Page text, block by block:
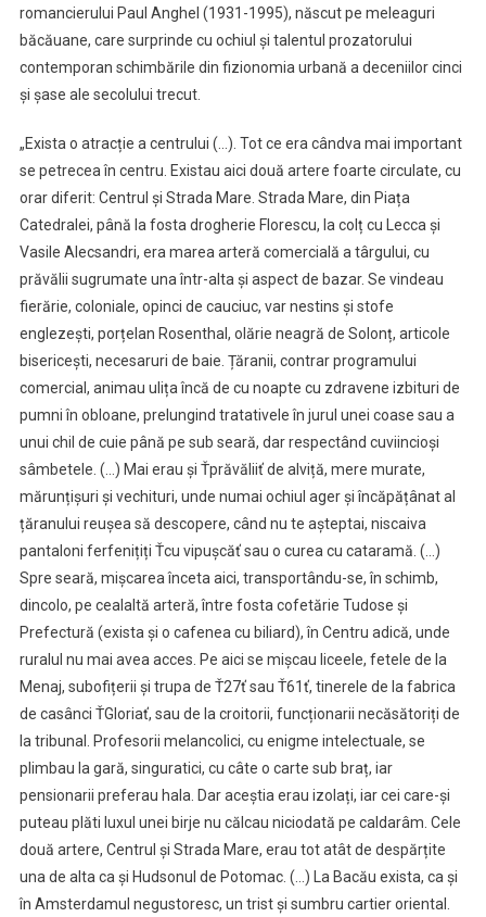
romancierului Paul Anghel (1931-1995), născut pe meleaguri
băcăuane, care surprinde cu ochiul și talentul prozatorului
contemporan schimbările din fizionomia urbană a deceniilor cinci
și șase ale secolului trecut.
„Exista o atracție a centrului (…). Tot ce era cândva mai important
se petrecea în centru. Existau aici două artere foarte circulate, cu
orar diferit: Centrul și Strada Mare. Strada Mare, din Piața
Catedralei, până la fosta drogherie Florescu, la colț cu Lecca și
Vasile Alecsandri, era marea arteră comercială a târgului, cu
prăvălii sugrumate una într-alta și aspect de bazar. Se vindeau
fierărie, coloniale, opinci de cauciuc, var nestins și stofe
englezești, porțelan Rosenthal, olărie neagră de Solonț, articole
bisericești, necesaruri de baie. Țăranii, contrar programului
comercial, animau ulița încă de cu noapte cu zdravene izbituri de
pumni în obloane, prelungind tratativele în jurul unei coase sau a
unui chil de cuie până pe sub seară, dar respectând cuviincioși
sâmbetele. (…) Mai erau și Ťprăvăliiť de alviță, mere murate,
mărunțișuri și vechituri, unde numai ochiul ager și încăpățânat al
țăranului reușea să descopere, când nu te așteptai, niscaiva
pantaloni ferfenițiți Ťcu vipușcăť sau o curea cu cataramă. (…)
Spre seară, mișcarea înceta aici, transportându-se, în schimb,
dincolo, pe cealaltă arteră, între fosta cofetărie Tudose și
Prefectură (exista și o cafenea cu biliard), în Centru adică, unde
ruralul nu mai avea acces. Pe aici se mișcau liceele, fetele de la
Menaj, subofițerii și trupa de Ť27ť sau Ť61ť, tinerele de la fabrica
de casânci ŤGloriať, sau de la croitorii, funcționarii necăsătoriți de
la tribunal. Profesorii melancolici, cu enigme intelectuale, se
plimbau la gară, singuratici, cu câte o carte sub braț, iar
pensionarii preferau hala. Dar aceștia erau izolați, iar cei care-și
puteau plăti luxul unei birje nu călcau niciodată pe caldarâm. Cele
două artere, Centrul și Strada Mare, erau tot atât de despărțite
una de alta ca și Hudsonul de Potomac. (…) La Bacău exista, ca și
în Amsterdamul negustoresc, un trist și sumbru cartier oriental.